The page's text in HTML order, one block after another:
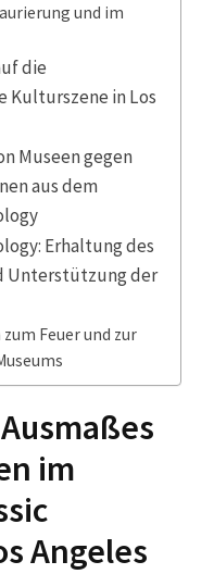
und im
die
Kulturszene in Los
Museen gegen
aus dem
Erhaltung des
Unterstützung der
Feuer und zur
im
Angeles